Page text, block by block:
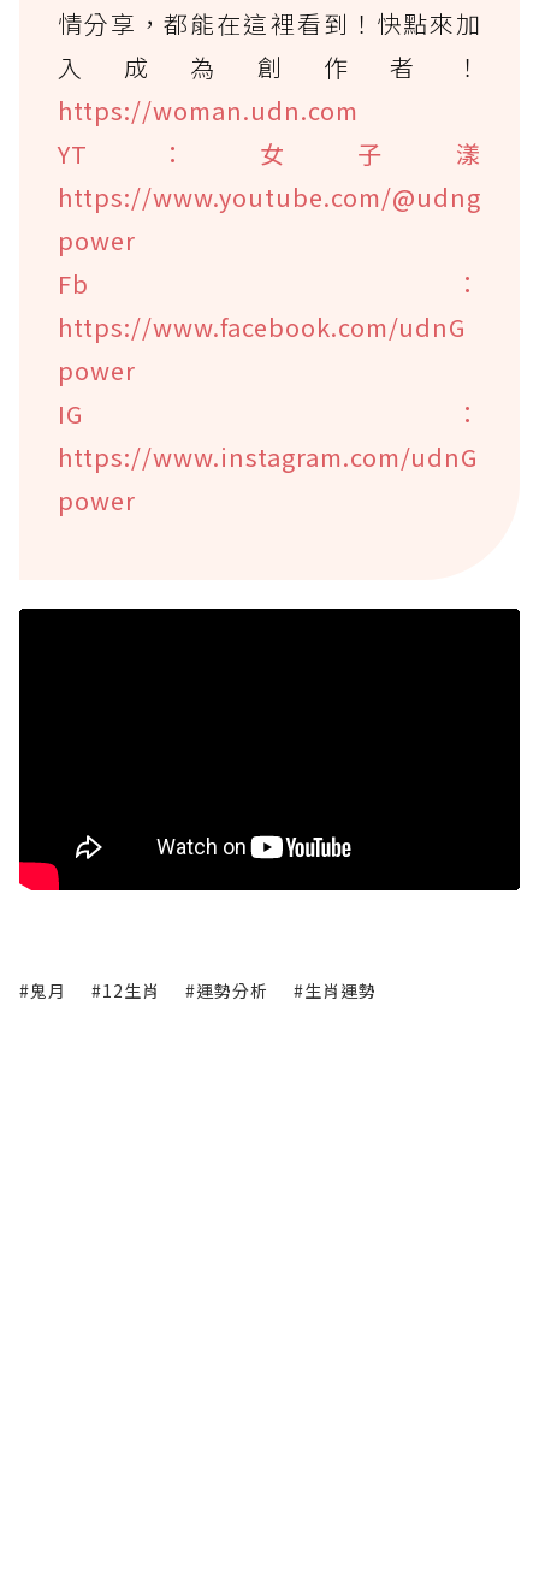
情分享，都能在這裡看到！快點來加
入成為創作者！
https://woman.udn.com
YT：女子漾
https://www.youtube.com/@udng
power
Fb：
https://www.facebook.com/udnG
power
IG：
https://www.instagram.com/udnG
power
#鬼月 #12生肖 #運勢分析 #生肖運勢